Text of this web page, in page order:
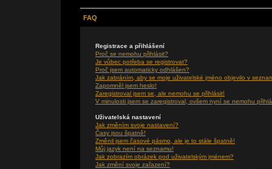
FAQ
Registrace a přihlášení
Proč se nemohu přihlásit?
Je vůbec potřeba se registrovat?
Proč jsem automaticky odhlášen?
Jak zabráním, aby se moje uživatelské jméno objevilo v
Zapomněl jsem heslo!
Zaregistroval jsem se, ale nemohu se přihlásit!
V minulosti jsem se zaregistroval, ovšem nyní se nemohu
Uživatelská nastavení
Jak změním svoje nastavení?
Časy jsou špatně!
Změnil jsem časové pásmo, ale je to stále špatně!
Můj jazyk není na seznamu!
Jak zobrazím obrázek pod uživatelským jménem?
Jak změní svoje zařazení?